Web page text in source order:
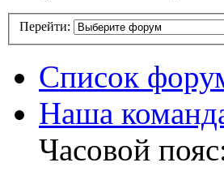
Перейти:
Список
Наша
Часовой